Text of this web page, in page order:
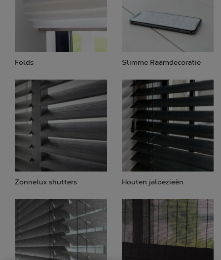
Ruimtes
Alle oplossingen
ONS VERHAAL
Folds Slimme Raamdecoratie
Zonnelux shutters Houten jaloezieën